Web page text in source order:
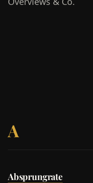
A
Absprungrate